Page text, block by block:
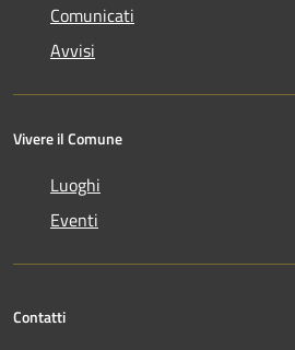
Comunicati
Avvisi
Vivere il Comune
Luoghi
Eventi
Contatti